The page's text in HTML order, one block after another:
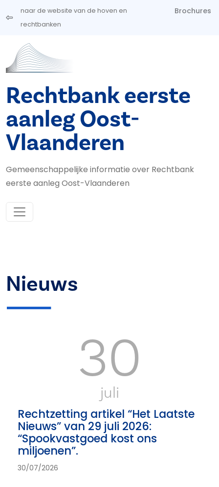
Overslaan en naar de inhoud gaan
naar de website van de hoven en
rechtbanken
Brochures
Rechtbank eerste
aanleg Oost-
Vlaanderen
Gemeenschappelijke informatie over Rechtbank
eerste aanleg Oost-Vlaanderen
Nieuws
30
juli
Rechtzetting artikel “Het Laatste
Nieuws” van 29 juli 2026:
“Spookvastgoed kost ons
miljoenen”.
30/07/2026